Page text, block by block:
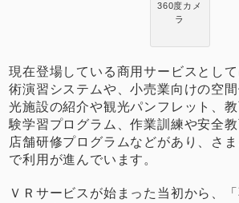
360度カメ
ラ
現在登場している商用サービスとし
術演習システムや、小売業向けの空
光施設の紹介や観光パンフレット、
験学習プログラム、作業訓練や安全教
店舗研修プログラムなどがあり、さ
で利用が進んでいます。
ＶＲサービスが始まった当初から、